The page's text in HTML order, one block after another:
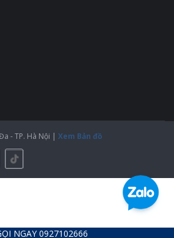
- TP. Hà Nội | Xem Bản đồ
NGAY 0927102666